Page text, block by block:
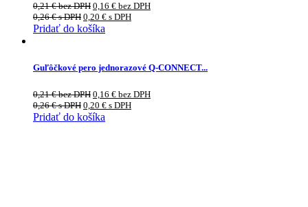
0,21€bez DPH 0,16 € bez DPH
0,26€s DPH 0,20 € s DPH
Pridať do košíka
Guľôčkové pero jednorazové Q-CONNECT...
0,21€bez DPH 0,16 € bez DPH
0,26€s DPH 0,20 € s DPH
Pridať do košíka